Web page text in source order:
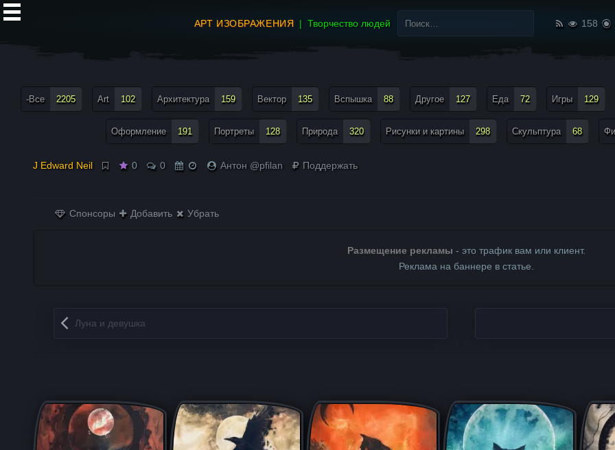
АРТ ИЗОБРАЖЕНИЯ Творчество людей
Найти:
158
-Все 2205 Art 102 Архитектура 159 Вектор 135 Вспышка 88 Другое 127 Еда 72 Игры 129
Оформление 191 Портреты 128 Природа 320 Рисунки и картины 298 Скульптура 68
J Edward Neil 0 0 Антон @pfilan Поддержать
Спонсоры Добавить Убрать
Размещение рекламы - это трафик вам или клиент.
Реклама на баннере в статье.
Запись навигация
Луна и девушка